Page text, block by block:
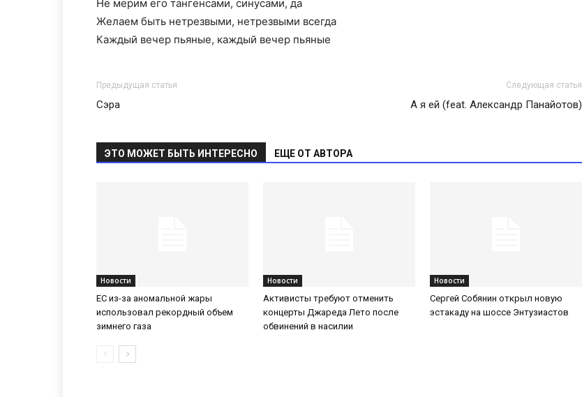
Не мерим его тангенсами, синусами, да
Желаем быть нетрезвыми, нетрезвыми всегда
Каждый вечер пьяные, каждый вечер пьяные
Предыдущая статья
Сэра
Следующая статья
А я ей (feat. Александр Панайотов)
ЭТО МОЖЕТ БЫТЬ ИНТЕРЕСНО ЕЩЕ ОТ АВТОРА
Новости
ЕС из-за аномальной жары
использовал рекордный объем
зимнего газа
Новости
Активисты требуют отменить
концерты Джареда Лето после
обвинений в насилии
Новости
Сергей Собянин открыл новую
эстакаду на шоссе Энтузиастов